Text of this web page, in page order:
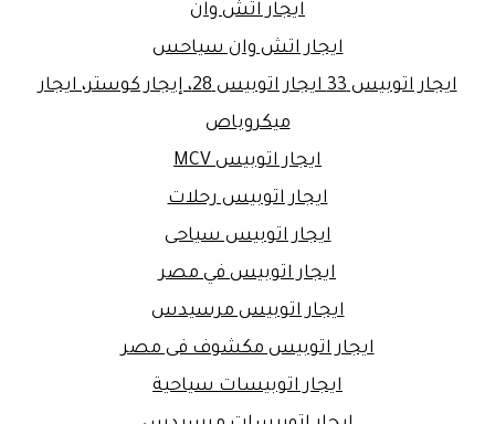
ايجار اتش وان
ايجار اتش وان سياحس
ايجار اتوبيس 33 ايجار اتوبيس 28، إيجار كوستر، ايجار
ميكروباص
ايجار اتوبيس MCV
ايجار اتوبيس رحلات
ايجار اتوبيس سياحى
ايجار اتوبيس في مصر
ايجار اتوبيس مرسيدس
ايجار اتوبيس مكشوف فى مصر
ايجار اتوبيسات سياحية